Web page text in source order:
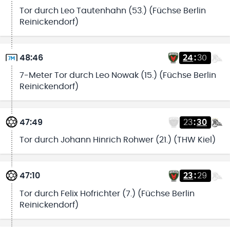
Tor durch Leo Tautenhahn (53.) (Füchse Berlin
Reinickendorf)
48:46 24:30
7-Meter Tor durch Leo Nowak (15.) (Füchse Berlin
Reinickendorf)
47:49 23:30
Tor durch Johann Hinrich Rohwer (21.) (THW Kiel)
47:10 23:29
Tor durch Felix Hofrichter (7.) (Füchse Berlin
Reinickendorf)